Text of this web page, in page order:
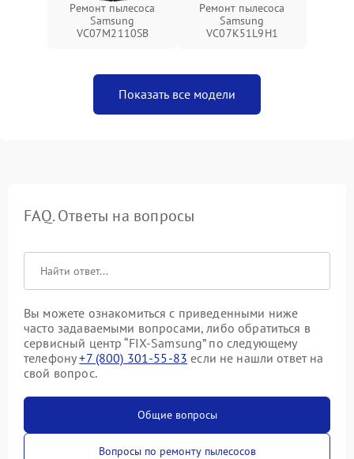
Ремонт пылесоса
Samsung
VC07M2110SB
Ремонт пылесоса
Samsung
VC07K51L9H1
Показать все модели
FAQ. Ответы на вопросы
Вы можете ознакомиться с приведенными ниже
часто задаваемыми вопросами, либо обратиться в
сервисный центр “FIX-Samsung” по следующему
телефону+7 (800) 301-55-83 если не нашли ответ на
свой вопрос.
Общие вопросы
Вопросы по ремонту пылесосов